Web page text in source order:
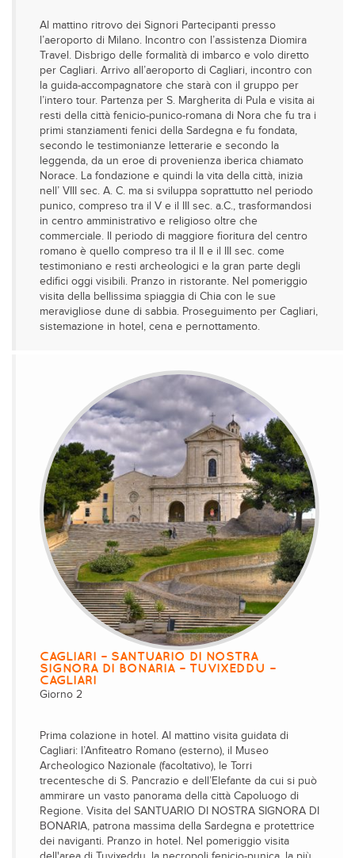
Al mattino ritrovo dei Signori Partecipanti presso
l’aeroporto di Milano. Incontro con l’assistenza Diomira
Travel. Disbrigo delle formalità di imbarco e volo diretto
per Cagliari. Arrivo all’aeroporto di Cagliari, incontro con
la guida-accompagnatore che starà con il gruppo per
l’intero tour. Partenza per S. Margherita di Pula e visita ai
resti della città fenicio-punico-romana di Nora che fu tra i
primi stanziamenti fenici della Sardegna e fu fondata,
secondo le testimonianze letterarie e secondo la
leggenda, da un eroe di provenienza iberica chiamato
Norace. La fondazione e quindi la vita della città, inizia
nell’ VIII sec. A. C. ma si sviluppa soprattutto nel periodo
punico, compreso tra il V e il III sec. a.C., trasformandosi
in centro amministrativo e religioso oltre che
commerciale. Il periodo di maggiore fioritura del centro
romano è quello compreso tra il II e il III sec. come
testimoniano e resti archeologici e la gran parte degli
edifici oggi visibili. Pranzo in ristorante. Nel pomeriggio
visita della bellissima spiaggia di Chia con le sue
meravigliose dune di sabbia. Proseguimento per Cagliari,
sistemazione in hotel, cena e pernottamento.
CAGLIARI – SANTUARIO DI NOSTRA
SIGNORA DI BONARIA – TUVIXEDDU –
CAGLIARI
Giorno 2
Prima colazione in hotel. Al mattino visita guidata di
Cagliari: l’Anfiteatro Romano (esterno), il Museo
Archeologico Nazionale (facoltativo), le Torri
trecentesche di S. Pancrazio e dell’Elefante da cui si può
ammirare un vasto panorama della città Capoluogo di
Regione. Visita del SANTUARIO DI NOSTRA SIGNORA DI
BONARIA, patrona massima della Sardegna e protettrice
dei naviganti. Pranzo in hotel. Nel pomeriggio visita